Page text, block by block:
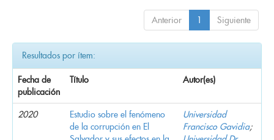
Anterior 1 Siguiente
Resultados por ítem:
Fecha de
publicación
Título Autor(es)
2020
Estudio sobre el fenómeno
de la corrupción en El
Universidad
Francisco Gavidia;